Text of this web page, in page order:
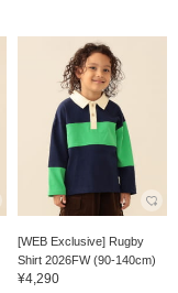
[WEB Exclusive] Rugby
Shirt 2026FW (90-140cm)
¥4,290